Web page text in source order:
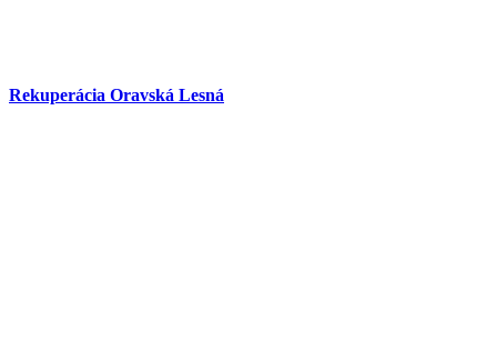
Rekuperácia Oravská Lesná